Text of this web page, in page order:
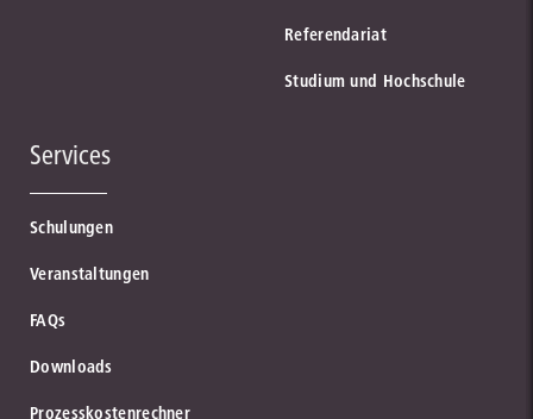
Referendariat
Studium und Hochschule
Services
Schulungen
Veranstaltungen
FAQs
Downloads
Prozesskostenrechner